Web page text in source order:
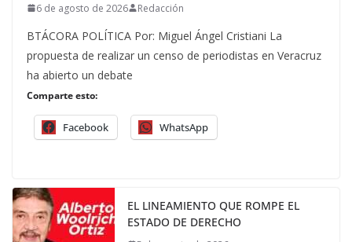
6 de agosto de 2026 Redacción
BTÁCORA POLÍTICA Por: Miguel Ángel Cristiani La
propuesta de realizar un censo de periodistas en Veracruz
ha abierto un debate
Comparte esto:
Facebook WhatsApp
EL LINEAMIENTO QUE ROMPE EL
ESTADO DE DERECHO